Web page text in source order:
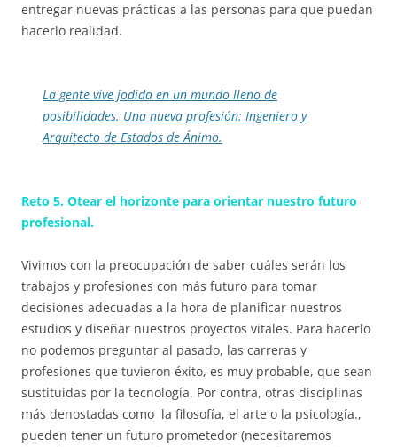
entregar nuevas prácticas a las personas para que puedan
hacerlo realidad.
La gente vive jodida en un mundo lleno de
posibilidades. Una nueva profesión: Ingeniero y
Arquitecto de Estados de Ánimo.
Reto 5. Otear el horizonte para orientar nuestro futuro
profesional.
Vivimos con la preocupación de saber cuáles serán los
trabajos y profesiones con más futuro para tomar
decisiones adecuadas a la hora de planificar nuestros
estudios y diseñar nuestros proyectos vitales. Para hacerlo
no podemos preguntar al pasado, las carreras y
profesiones que tuvieron éxito, es muy probable, que sean
sustituidas por la tecnología. Por contra, otras disciplinas
más denostadas como la filosofía, el arte o la psicología.,
pueden tener un futuro prometedor (necesitaremos